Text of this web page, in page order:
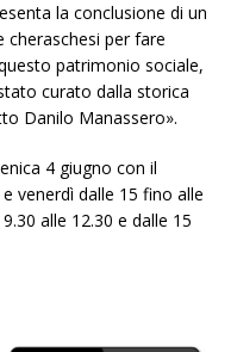
la conclusione di un
per fare
patrimonio sociale,
curato dalla storica
Danilo Manassero».
4 giugno con il
venerdì dalle 15 fino alle
alle 12.30 e dalle 15